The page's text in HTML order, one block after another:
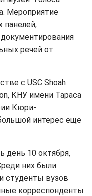
Мероприятие
панелей,
речей от
с USC Shoah
КНУ имени Тараса
Кюри-
интерес еще
день 10 октября,
них были
студенты вузов
корреспонденты